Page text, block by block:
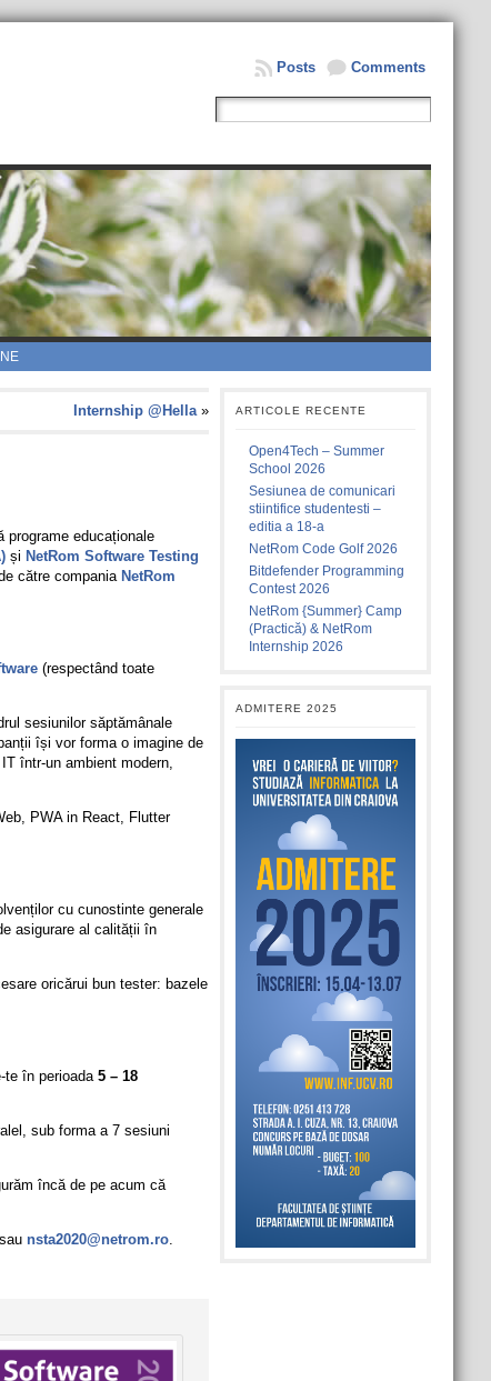
Comments
Posts
Internship @Hella»
educaționale
și NetRom Software Testing
către compania NetRom
(respectând toate
sesiunilor săptămânale
își vor forma o imagine de
într-un ambient modern,
PWA in React, Flutter
cu cunostinte generale
asigurare al calității în
oricărui bun tester: bazele
în perioada 5 – 18
sub forma a 7 sesiuni
încă de pe acum că
nsta2020@netrom.ro.
ARTICOLE RECENTE
Open4Tech – Summer
School 2026
Sesiunea de comunicari
stiintifice studentesti –
editia a 18-a
NetRom Code Golf 2026
Bitdefender Programming
Contest 2026
NetRom {Summer} Camp
(Practică) & NetRom
Internship 2026
ADMITERE 2025